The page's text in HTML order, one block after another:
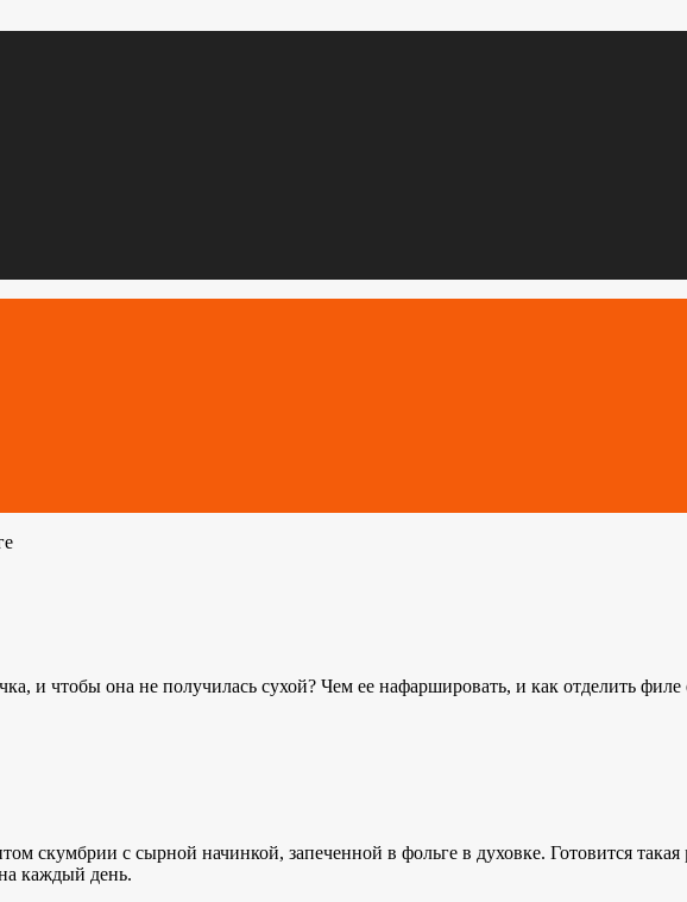
и чтобы она не получилась сухой? Чем ее нафаршировать, и как отделить
скумбрии с сырной начинкой, запеченной в фольге в духовке. Готовится такая
каждый день.